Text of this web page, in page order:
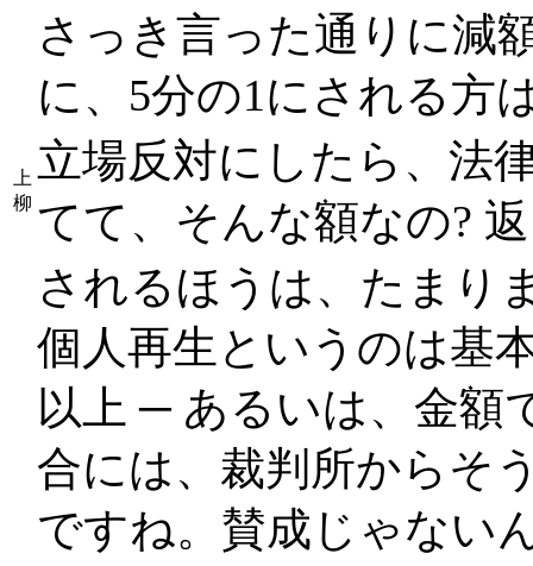
さっき言った通りに減
に、5分の1にされる方
上
柳
立場反対にしたら、法
てて、そんな額なの?
されるほうは、たまり
個人再生というのは基
以上 ─ あるいは、金額
合には、裁判所からそ
ですね。賛成じゃない